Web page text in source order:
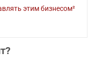
этим бизнесом²